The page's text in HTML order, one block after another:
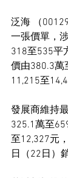
泛海 （
一張價單，
318至535平
價由380.3萬
11,215至
發展商維持
325.1萬至
至12,327元
日（22日）